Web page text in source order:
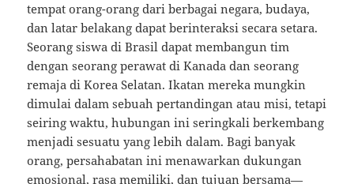
tempat orang-orang dari berbagai negara, budaya,
dan latar belakang dapat berinteraksi secara setara.
Seorang siswa di Brasil dapat membangun tim
dengan seorang perawat di Kanada dan seorang
remaja di Korea Selatan. Ikatan mereka mungkin
dimulai dalam sebuah pertandingan atau misi, tetapi
seiring waktu, hubungan ini seringkali berkembang
menjadi sesuatu yang lebih dalam. Bagi banyak
orang, persahabatan ini menawarkan dukungan
emosional, rasa memiliki, dan tujuan bersama—